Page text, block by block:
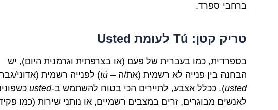
ברחבי ספרד.
טריק קטן: Tú לעומת Usted
בספרדית, כמו בעברית של פעם (או בצרפתית וגרמנית היום), יש
הבחנה בין פנייה לא רשמית (את/ה –tú) לפנייה רשמית (אדוני/
usted). ככלל אצבע, לתיירים הכי בטוח להשתמש ב-usted
לאנשים מבוגרים, זרים במצבים רשמיים, או נותני שירות (כמו